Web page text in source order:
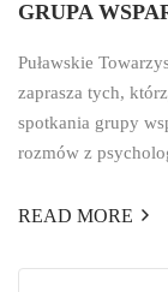
GRUPA
Puławskie
zaprasza tych,
spotkania grupy
rozmów z
READ MORE